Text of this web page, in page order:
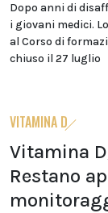
Dopo anni di
i giovani medici.
al Corso di
chiuso il 27 luglio
VITAMINA D
Vitamina
Restano